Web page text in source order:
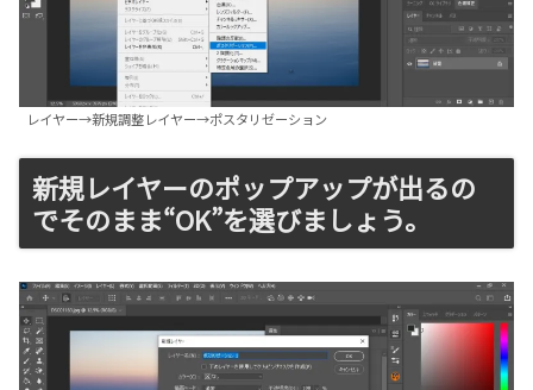
レイヤー→新規調整レイヤー→ポスタリゼーション
新規レイヤーのポップアップが出るの
でそのまま“OK”を選びましょう。